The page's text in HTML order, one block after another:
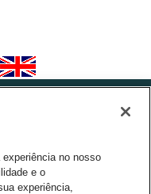
no nosso
e o
experiência,